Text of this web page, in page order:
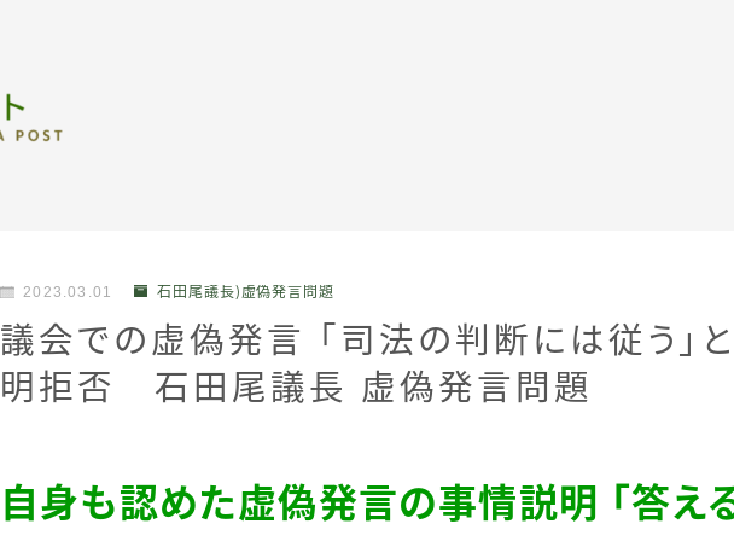
私たちについて
受賞・報道
2023.03.01 石田尾議長）虚偽発言問題
議会での虚偽発言 「司法の判断には従う」
明拒否 石田尾議長 虚偽発言問題
自身も認めた虚偽発言の事情説明 「答え